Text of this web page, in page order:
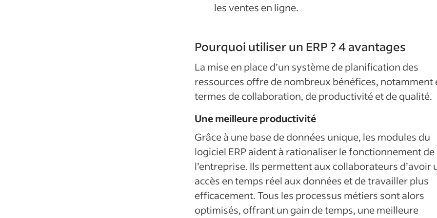
les ventes en ligne.
Pourquoi utiliser un ERP ? 4 avantages
La mise en place d’un système de planification des
ressources offre de nombreux bénéfices, notamment
termes de collaboration, de productivité et de qualité.
Une meilleure productivité
Grâce à une base de données unique, les modules du
logiciel ERP aident à rationaliser le fonctionnement de
l’entreprise. Ils permettent aux collaborateurs d’avoir
accès en temps réel aux données et de travailler plus
efficacement. Tous les processus métiers sont alors
optimisés, offrant un gain de temps, une meilleure